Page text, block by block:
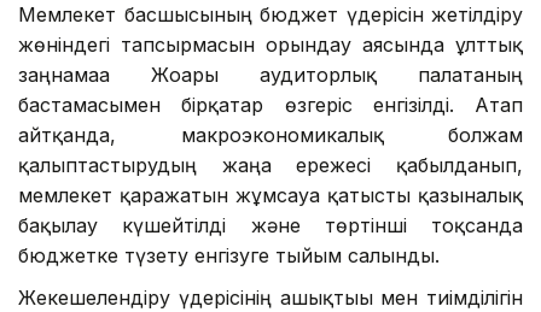
Мемлекет басшысының бюджет үдерісін жетілдіру
жөніндегі тапсырмасын орындау аясында ұлттық
заңнамаға Жоғары аудиторлық палатаның
бастамасымен бірқатар өзгеріс енгізілді. Атап
айтқанда, макроэкономикалық болжам
қалыптастырудың жаңа ережесі қабылданып,
мемлекет қаражатын жұмсауға қатысты қазыналық
бақылау күшейтілді және төртінші тоқсанда
бюджетке түзету енгізуге тыйым салынды.
Жекешелендіру үдерісінің ашықтығы мен тиімділігін